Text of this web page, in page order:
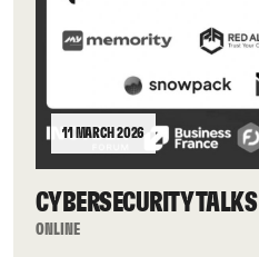
11 MARCH 2026
CYBERSECURITY TALKS
ONLINE